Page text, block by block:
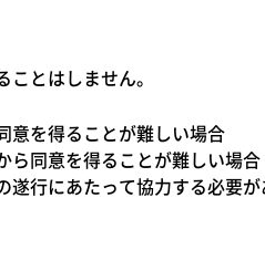
とはしません。
意を得ることが難しい場合
同意を得ることが難しい場合
行にあたって協力する必要